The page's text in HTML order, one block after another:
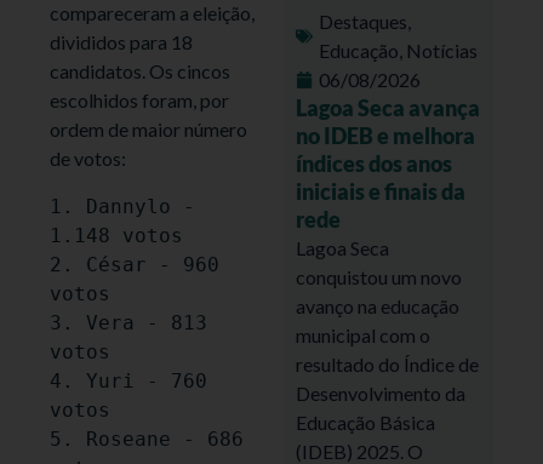
compareceram a eleição,
divididos para 18
candidatos. Os cincos
escolhidos foram, por
ordem de maior número
de votos:
1. Dannylo -
1.148 votos
2. César - 960
votos
3. Vera - 813
votos
4. Yuri - 760
votos
5. Roseane - 686
Destaques,
Educação, Notícias
06/08/2026
Lagoa Seca avança
no IDEB e melhora
índices dos anos
iniciais e finais da
rede
Lagoa Seca
conquistou um novo
avanço na educação
municipal com o
resultado do Índice de
Desenvolvimento da
Educação Básica
(IDEB) 2025. O